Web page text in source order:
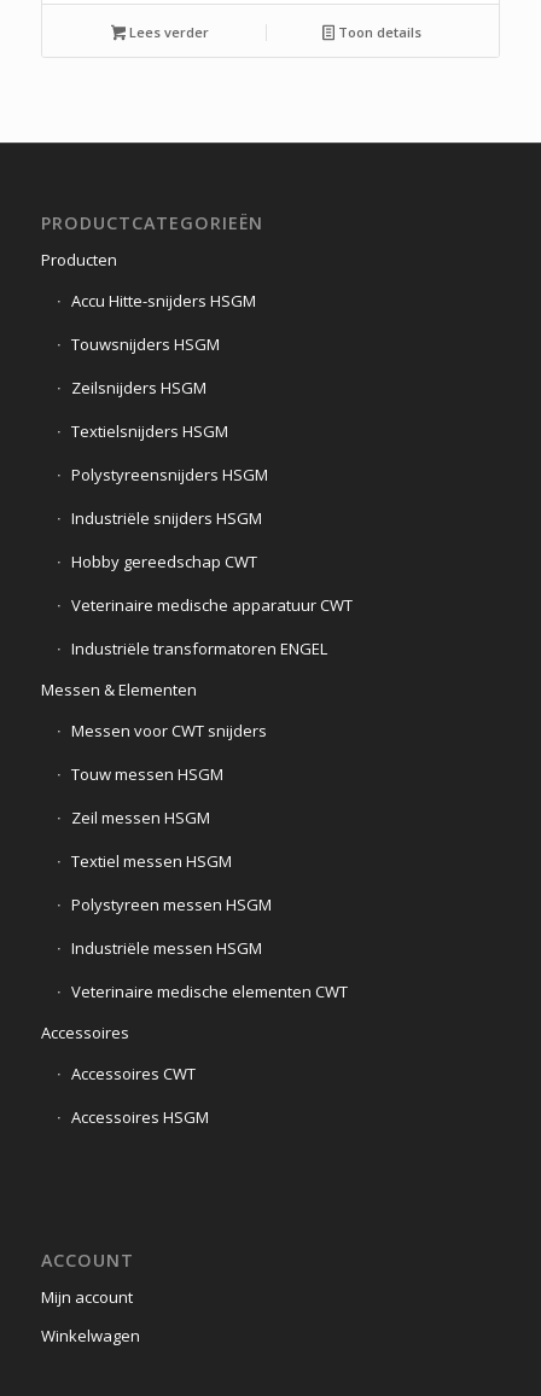
Lees verder Toon details
PRODUCTCATEGORIEËN
Producten
Accu Hitte-snijders HSGM
Touwsnijders HSGM
Zeilsnijders HSGM
Textielsnijders HSGM
Polystyreensnijders HSGM
Industriële snijders HSGM
Hobby gereedschap CWT
Veterinaire medische apparatuur CWT
Industriële transformatoren ENGEL
Messen & Elementen
Messen voor CWT snijders
Touw messen HSGM
Zeil messen HSGM
Textiel messen HSGM
Polystyreen messen HSGM
Industriële messen HSGM
Veterinaire medische elementen CWT
Accessoires
Accessoires CWT
Accessoires HSGM
ACCOUNT
Mijn account
Winkelwagen